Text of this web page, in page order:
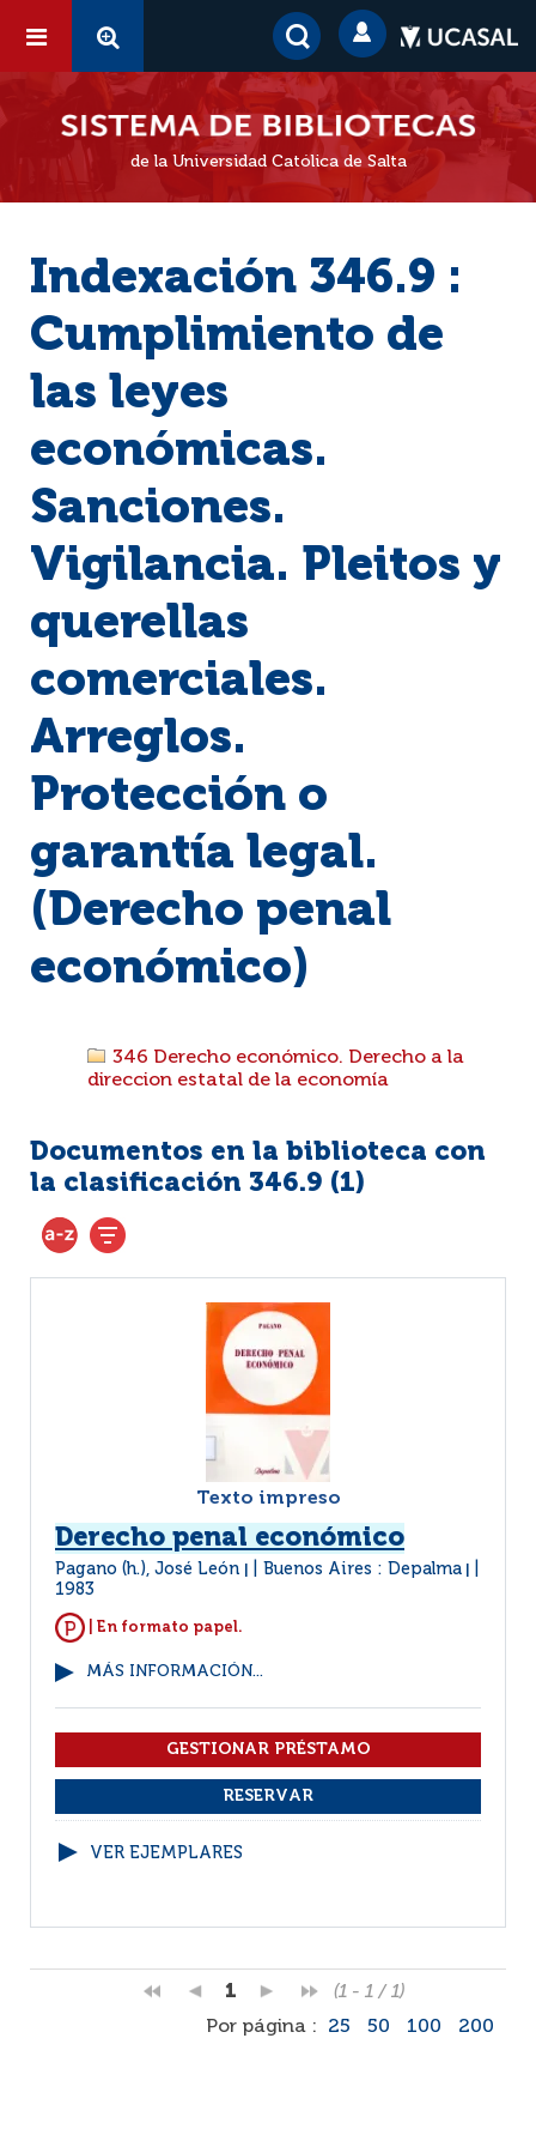
de la Universidad Católica de Salta
Indexación 346.9 :
Cumplimiento de
las leyes
económicas.
Sanciones.
Vigilancia. Pleitos y
querellas
comerciales.
Arreglos.
Protección o
garantía legal.
(Derecho penal
económico)
346 Derecho económico. Derecho a la
direccion estatal de la economía
Documentos en la biblioteca con
la clasificación 346.9 (1)
Texto impreso
Derecho penal económico
Pagano (h.), José León Buenos Aires : Depalma
1983
| En formato papel.
MÁS INFORMACIÓN...
VER EJEMPLARES
1
(1 - 1 / 1)
Por página :
25 50 100 200